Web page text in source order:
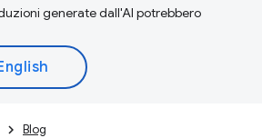
generate dall'AI potrebbero
Blog